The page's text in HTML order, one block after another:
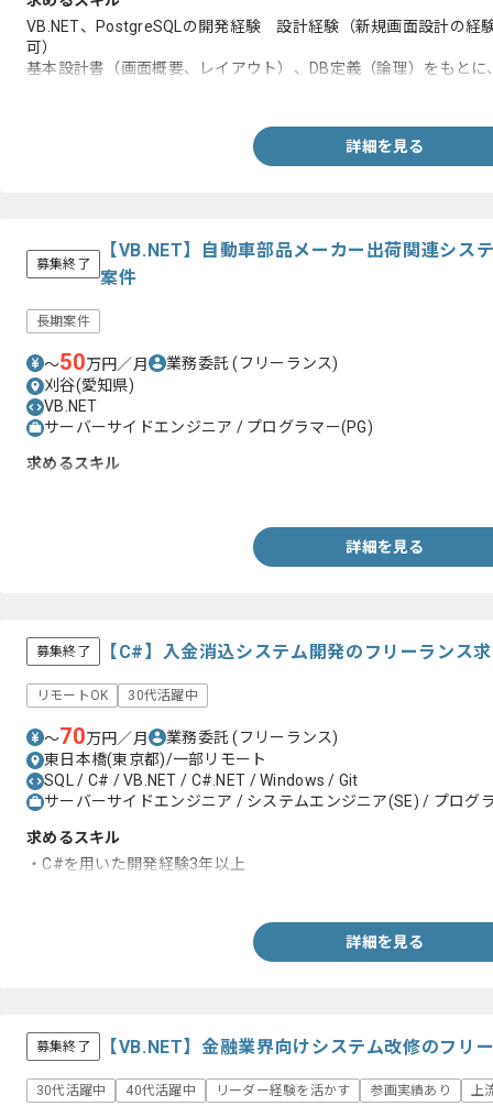
VB.NET、PostgreSQLの開発経験 設計経験（新規画面設計の経
可）
基本設計書（画面概要、レイアウト）、DB定義（論理）をもとに
詳細を見る
募集終了
【VB.NET】自動車部品メーカー出荷関連シス
案件
長期案件
〜50万円／月 業務委託(フリーランス)
刈谷(愛知県)
VB.NET
サーバーサイドエンジニア / プログラマー(PG)
求めるスキル
詳細を見る
募集終了 【C#】入金消込システム開発のフリーランス
リモートOK 30代活躍中
〜70万円／月 業務委託(フリーランス)
東日本橋(東京都)/一部リモート
SQL / C# / VB.NET / C#.NET / Windows / Git
サーバーサイドエンジニア / システムエンジニア(SE) / プログ
求めるスキル
・C#を用いた開発経験3年以上
詳細を見る
募集終了 【VB.NET】金融業界向けシステム改修のフリ
30代活躍中 40代活躍中 リーダー経験を活かす 参画実績あり 上